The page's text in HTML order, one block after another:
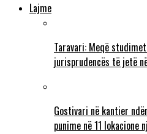
Lajme
Taravari: Meqë
jurisprudencës të jetë
Gostivari në kantier
punime në 11 lokacione